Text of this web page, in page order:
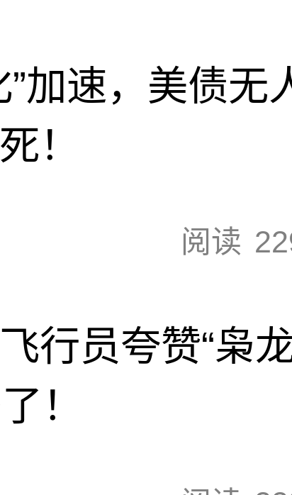
加速，美债无
！
阅读
行员夸赞“枭
！